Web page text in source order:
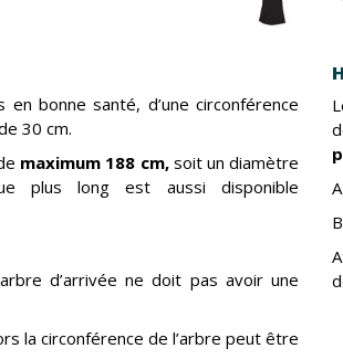
bonne santé, d’une circonférence
30 cm.
maximum 188 cm,soit un diamètre
plus long est aussi disponible
d’arrivée ne doit pas avoir une
la circonférence de l’arbre peut être